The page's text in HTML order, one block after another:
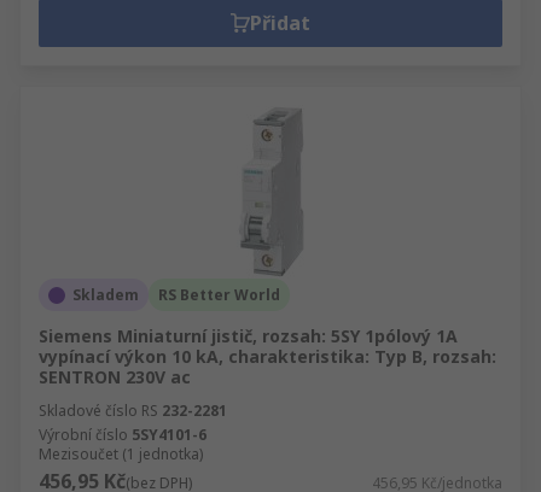
Přidat
Skladem RS Better World
Siemens Miniaturní jistič, rozsah: 5SY 1pólový 1A
vypínací výkon 10 kA, charakteristika: Typ B, rozsah:
SENTRON 230V ac
Skladové číslo RS 232-2281
Výrobní číslo 5SY4101-6
Mezisoučet (1 jednotka)
456,95 Kč(bez DPH) 456,95 Kč/jednotka